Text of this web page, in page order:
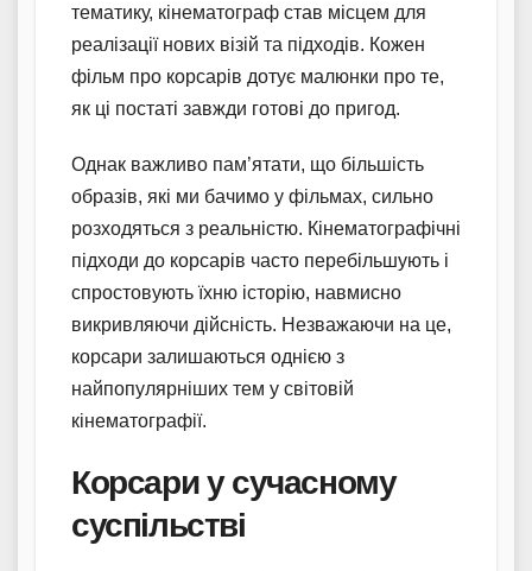
тематику, кінематограф став місцем для
реалізації нових візій та підходів. Кожен
фільм про корсарів дотує малюнки про те,
як ці постаті завжди готові до пригод.
Однак важливо пам’ятати, що більшість
образів, які ми бачимо у фільмах, сильно
розходяться з реальністю. Кінематографічні
підходи до корсарів часто перебільшують і
спростовують їхню історію, навмисно
викривляючи дійсність. Незважаючи на це,
корсари залишаються однією з
найпопулярніших тем у світовій
кінематографії.
Корсари у сучасному
суспільстві